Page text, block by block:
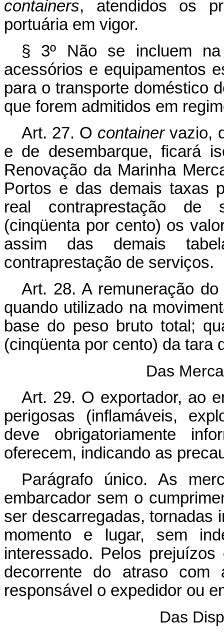
containers, atendidos os
portuária em vigor.
§ 3º Não se incluem
acessórios e equipamentos
para o transporte doméstico
que forem admitidos em
Art. 27. O containervazio,
e de desembarque, ficará
Renovação da Marinha
Portos e das demais taxas
real contraprestação de
(cinqüenta por cento) os
assim das demais
contraprestação de serviços.
Art. 28. A remuneração
quando utilizado na
base do peso bruto total;
(cinqüenta por cento) da tara
Das
Art. 29. O exportador, ao
perigosas (inflamáveis,
deve obrigatoriamente
oferecem, indicando as
Parágrafo único. As
embarcador sem o
ser descarregadas, tornadas
momento e lugar, sem
interessado. Pelos
decorrente do atraso com
responsável o expedidor ou
Das